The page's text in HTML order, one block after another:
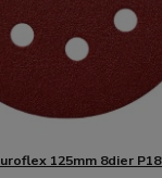
125mm 8dier